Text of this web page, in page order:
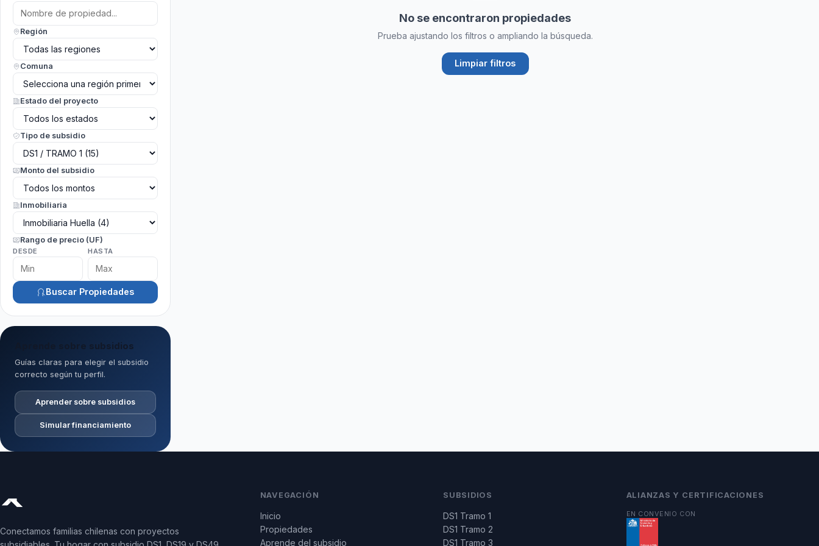
Región
Comuna
Estado del proyecto
Tipo de subsidio
Monto del subsidio
Inmobiliaria
Rango de precio (UF)
DESDE HASTA
Buscar Propiedades
Aprende sobre subsidios
Guías claras para elegir el subsidio
correcto según tu perfil.
Aprender sobre subsidios
Simular financiamiento
No se encontraron propiedades
Prueba ajustando los filtros o ampliando la búsqueda.
Limpiar filtros
Conectamos familias chilenas con proyectos
NAVEGACIÓN
Inicio
Propiedades
Aprende del subsidio
SUBSIDIOS
DS1 Tramo 1
DS1 Tramo 2
DS1 Tramo 3
ALIANZAS Y CERTIFICACIONES
EN CONVENIO CON